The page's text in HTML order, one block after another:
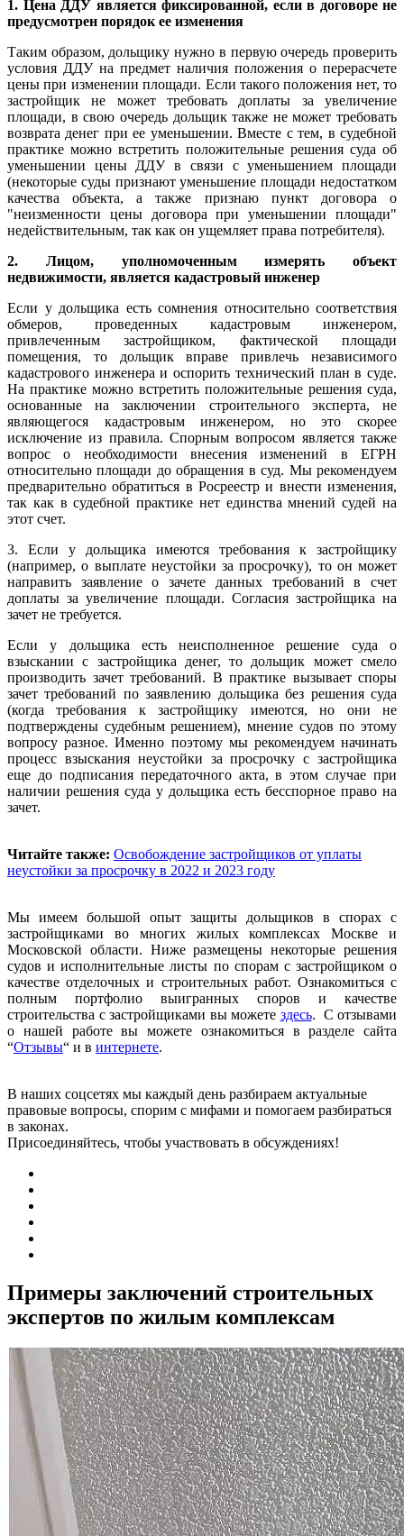
1. Цена ДДУ является фиксированной, если в договоре не
предусмотрен порядок ее изменения
Таким образом, дольщику нужно в первую очередь проверить
условия ДДУ на предмет наличия положения о перерасчете
цены при изменении площади. Если такого положения нет, то
застройщик не может требовать доплаты за увеличение
площади, в свою очередь дольщик также не может требовать
возврата денег при ее уменьшении. Вместе с тем, в судебной
практике можно встретить положительные решения суда об
уменьшении цены ДДУ в связи с уменьшением площади
(некоторые суды признают уменьшение площади недостатком
качества объекта, а также признаю пункт договора о
"неизменности цены договора при уменьшении площади"
недействительным, так как он ущемляет права потребителя).
2. Лицом, уполномоченным измерять объект
недвижимости, является кадастровый инженер
Если у дольщика есть сомнения относительно соответствия
обмеров, проведенных кадастровым инженером,
привлеченным застройщиком, фактической площади
помещения, то дольщик вправе привлечь независимого
кадастрового инженера и оспорить технический план в суде.
На практике можно встретить положительные решения суда,
основанные на заключении строительного эксперта, не
являющегося кадастровым инженером, но это скорее
исключение из правила. Спорным вопросом является также
вопрос о необходимости внесения изменений в ЕГРН
относительно площади до обращения в суд. Мы рекомендуем
предварительно обратиться в Росреестр и внести изменения,
так как в судебной практике нет единства мнений судей на
этот счет.
3. Если у дольщика имеются требования к застройщику
(например, о выплате неустойки за просрочку), то он может
направить заявление о зачете данных требований в счет
доплаты за увеличение площади. Согласия застройщика на
зачет не требуется.
Если у дольщика есть неисполненное решение суда о
взыскании с застройщика денег, то дольщик может смело
производить зачет требований. В практике вызывает споры
зачет требований по заявлению дольщика без решения суда
(когда требования к застройщику имеются, но они не
подтверждены судебным решением), мнение судов по этому
вопросу разное. Именно поэтому мы рекомендуем начинать
процесс взыскания неустойки за просрочку с застройщика
еще до подписания передаточного акта, в этом случае при
наличии решения суда у дольщика есть бесспорное право на
зачет.
Читайте также: Освобождение застройщиков от уплаты
неустойки за просрочку в 2022 и 2023 году
Мы имеем большой опыт защиты дольщиков в спорах с
застройщиками во многих жилых комплексах Москве и
Московской области. Ниже размещены некоторые решения
судов и исполнительные листы по спорам с застройщиком о
качестве отделочных и строительных работ. Ознакомиться с
полным портфолио выигранных споров и качестве
строительства с застройщиками вы можете здесь. С отзывами
о нашей работе вы можете ознакомиться в разделе сайта
“Отзывы“ и в интернете.
В наших соцсетях мы каждый день разбираем актуальные
правовые вопросы, спорим с мифами и помогаем разбираться
в законах.
Присоединяйтесь, чтобы участвовать в обсуждениях!
Примеры заключений строительных
экспертов по жилым комплексам